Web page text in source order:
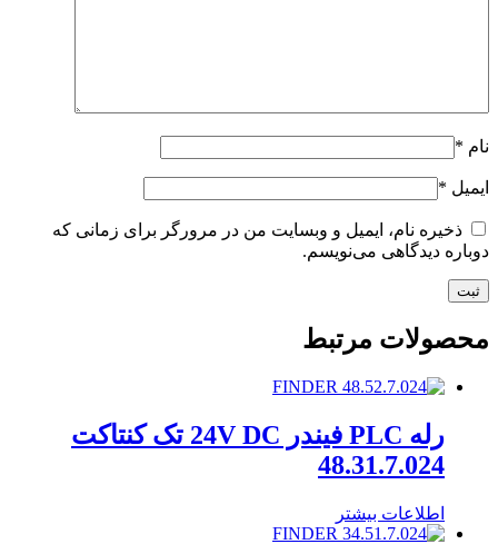
نام *
ایمیل *
ذخیره نام، ایمیل و وبسایت من در مرورگر برای زمانی که
دوباره دیدگاهی می‌نویسم.
محصولات مرتبط
رله PLC فیندر 24V DC تک کنتاکت
48.31.7.024
اطلاعات بیشتر